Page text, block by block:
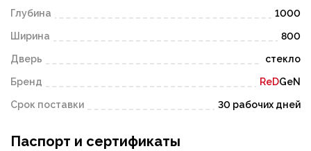
Глубина 1000
Ширина 800
Дверь стекло
Бренд ReDGeN
Срок поставки 30 рабочих дней
Паспорт и сертификаты